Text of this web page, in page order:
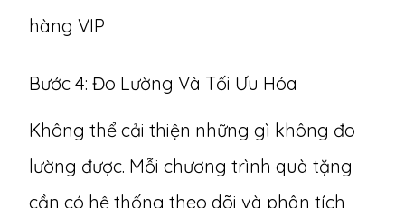
hàng VIP
Bước 4: Đo Lường Và Tối Ưu Hóa
Không thể cải thiện những gì không đo
lường được. Mỗi chương trình quà tặng
cần có hệ thống theo dõi và phân tích